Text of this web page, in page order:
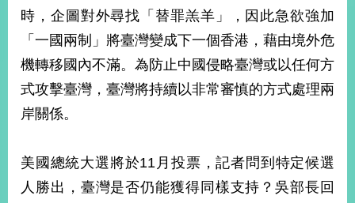
國
際
播
政
府
訊
公
開
時，企圖對外尋找「替罪羔羊」，因此急欲強加
「一國兩制」將臺灣變成下一個香港，藉由境外危
機轉移國內不滿。為防止中國侵略臺灣或以任何方
式攻擊臺灣，臺灣將持續以非常審慎的方式處理兩
岸關係。
美國總統大選將於11月投票，記者問到特定候選
人勝出，臺灣是否仍能獲得同樣支持？吳部長回